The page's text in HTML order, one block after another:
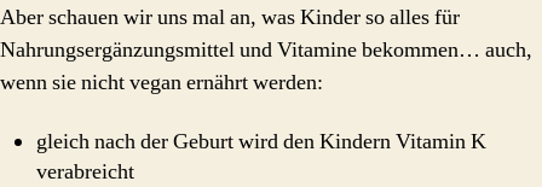
Aber schauen wir uns mal an, was Kinder so alles für
Nahrungsergänzungsmittel und Vitamine bekommen… auch,
wenn sie nicht vegan ernährt werden:
gleich nach der Geburt wird den Kindern Vitamin K
verabreicht